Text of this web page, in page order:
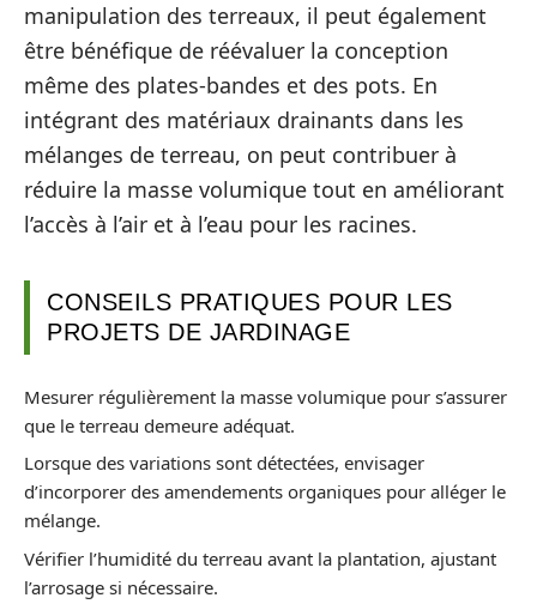
manipulation des terreaux, il peut également
être bénéfique de réévaluer la conception
même des plates-bandes et des pots. En
intégrant des matériaux drainants dans les
mélanges de terreau, on peut contribuer à
réduire la masse volumique tout en améliorant
l’accès à l’air et à l’eau pour les racines.
CONSEILS PRATIQUES POUR LES
PROJETS DE JARDINAGE
Mesurer régulièrement la masse volumique pour s’assurer
que le terreau demeure adéquat.
Lorsque des variations sont détectées, envisager
d’incorporer des amendements organiques pour alléger le
mélange.
Vérifier l’humidité du terreau avant la plantation, ajustant
l’arrosage si nécessaire.